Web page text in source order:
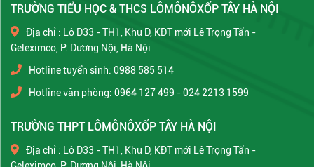
TRƯỜNG TIỂU HỌC & THCS LÔMÔNÔXỐP TÂY HÀ NỘI
Địa chỉ : Lô D33 - TH1, Khu D, KĐT mới Lê Trọng Tấn -
Geleximco, P. Dương Nội, Hà Nội
Hotline tuyển sinh: 0988 585 514
Hotline văn phòng: 0964 127 499 - 024 2213 1599
TRƯỜNG THPT LÔMÔNÔXỐP TÂY HÀ NỘI
Địa chỉ : Lô D33 - TH1, Khu D, KĐT mới Lê Trọng Tấn -